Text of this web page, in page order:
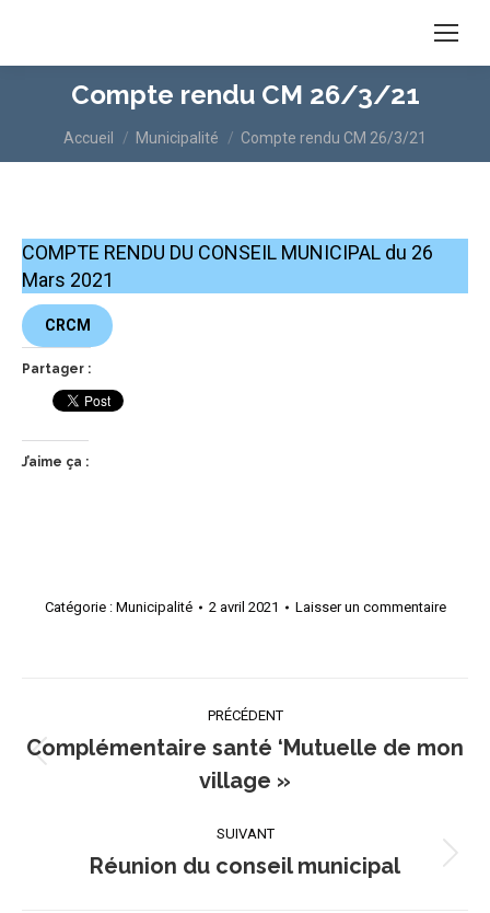
Compte rendu CM 26/3/21
Vous êtes ici :
Accueil Municipalité Compte rendu CM 26/3/21
COMPTE RENDU DU CONSEIL MUNICIPAL du 26
Mars 2021
CRCM
Partager :
J’aime ça :
Catégorie : Municipalité 2 avril 2021 Laisser un commentaire
Navigation
article
PRÉCÉDENT
précédent
Complémentaire santé ‘Mutuelle de mon
village »
SUIVANT
Article
Réunion du conseil municipal